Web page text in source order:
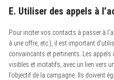
E. Utiliser des appels à
Pour inciter vos contacts à passer à
à une offre, etc.), il est important
convaincants et pertinents. Les appels
visibles et incitatifs, avec un lien vers
l’objectif de la campagne. Ils doivent